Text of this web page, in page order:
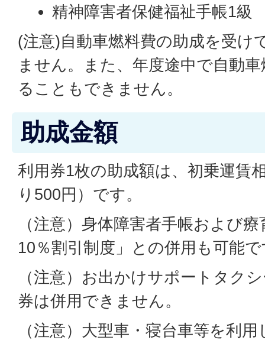
精神障害者保健福祉手帳1級
(注意)自動車燃料費の助成を受け
ません。また、年度途中で自動
ることもできません。
助成金額
利用券1枚の助成額は、初乗運賃
り500円）です。
（注意）身体障害者手帳および
10％割引制度」との併用も可能
（注意）お出かけサポートタク
券は併用できません。
（注意）大型車・寝台車等を利